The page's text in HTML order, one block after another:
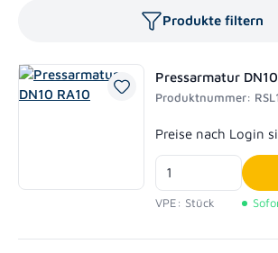
Produkte filtern
Pressarmatur
Produktnummer:
Regulärer Preis:
Preise nach Login
VPE: Stück